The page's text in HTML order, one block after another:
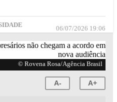
06/07/2026 19:06
© Rovena Rosa/Agência Brasil
A- A+